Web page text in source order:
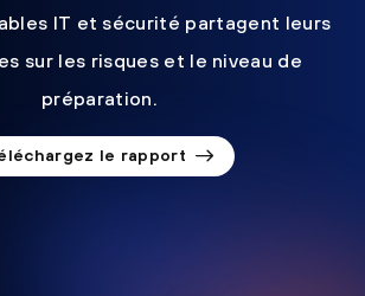
IT et sécurité partagent leurs
sur les risques et le niveau de
préparation.
le rapport